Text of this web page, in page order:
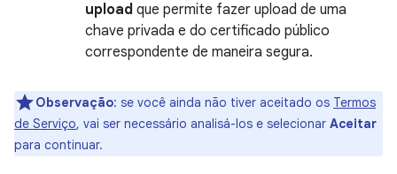
upload que permite fazer upload de uma
chave privada e do certificado público
correspondente de maneira segura.
Observação: se você ainda não tiver aceitado os Termos
de Serviço, vai ser necessário analisá-los e selecionar Aceitar
para continuar.